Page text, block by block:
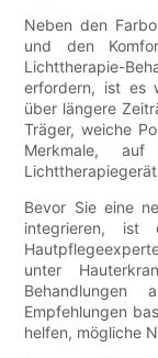
Neben den
und den
Lichttherapie-
erfordern, ist es
über längere
Träger, weiche
Merkmale,
Bevor Sie eine
integrieren, ist
unter
Behandlungen
Empfehlungen
helfen, mögliche